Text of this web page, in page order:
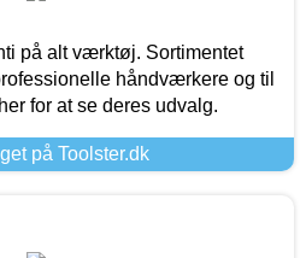
på alt værktøj. Sortimentet
håndværkere og til
for at se deres udvalg.
på Toolster.dk